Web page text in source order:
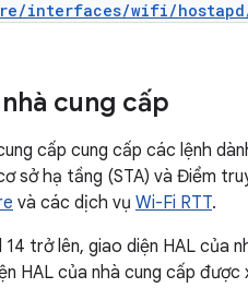
interfaces/wifi/
cung cấp
cấp cung cấp các lệnh
sở hạ tầng (STA) và Điểm
và các dịch vụ Wi-Fi RTT.
14 trở lên, giao diện HAL của
HAL của nhà cung cấp được